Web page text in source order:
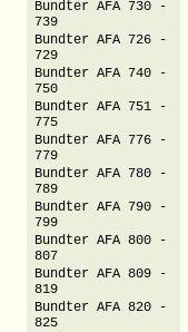
Bundter AFA 730 -
739
Bundter AFA 726 -
729
Bundter AFA 740 -
750
Bundter AFA 751 -
775
Bundter AFA 776 -
779
Bundter AFA 780 -
789
Bundter AFA 790 -
799
Bundter AFA 800 -
807
Bundter AFA 809 -
819
Bundter AFA 820 -
825